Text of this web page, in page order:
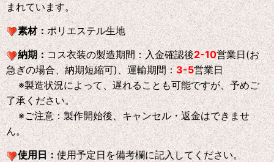
まれています。
素材：ポリエステル生地
納期：コス衣装の製造期間：入金確認後2-10営業日(お
急ぎの場合、納期短縮可)、運輸期間：3-5営業日
※製造状況によって、遅れることも可能ですが、予めご
了承ください。
※ご注意：製作開始後、キャンセル・返金はできませ
ん。
使用日：使用予定日を備考欄に記入してください。